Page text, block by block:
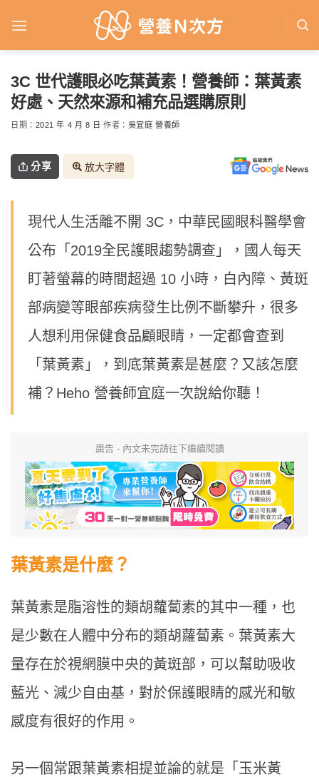
3C 世代護眼必吃葉黃素！營養師：葉黃素
好處、天然來源和補充品選購原則
日期： 2021 年 4 月 8 日 作者： 吳宜庭 營養師
分享 放大字體
現代人生活離不開 3C，中華民國眼科醫學會
公布「2019全民護眼趨勢調查」，國人每天
盯著螢幕的時間超過 10 小時，白內障、黃斑
部病變等眼部疾病發生比例不斷攀升，很多
人想利用保健食品顧眼睛，一定都會查到
「葉黃素」，到底葉黃素是甚麼？又該怎麼
補？Heho 營養師宜庭一次說給你聽！
廣告 - 內文未完請往下繼續閱讀
葉黃素是什麼？
葉黃素是脂溶性的類胡蘿蔔素的其中一種，也
是少數在人體中分布的類胡蘿蔔素。葉黃素大
量存在於視網膜中央的黃斑部，可以幫助吸收
藍光、減少自由基，對於保護眼睛的感光和敏
感度有很好的作用。
另一個常跟葉黃素相提並論的就是「玉米黃